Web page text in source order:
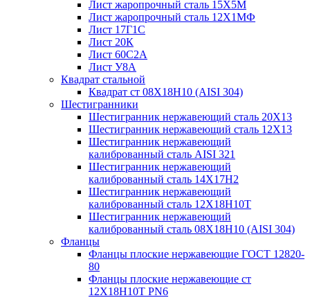
Лист жаропрочный сталь 15Х5М
Лист жаропрочный сталь 12Х1МФ
Лист 17Г1С
Лист 20К
Лист 60С2А
Лист У8А
Квадрат стальной
Квадрат ст 08Х18Н10 (AISI 304)
Шестигранники
Шестигранник нержавеющий сталь 20Х13
Шестигранник нержавеющий сталь 12Х13
Шестигранник нержавеющий
калиброванный сталь AISI 321
Шестигранник нержавеющий
калиброванный сталь 14Х17Н2
Шестигранник нержавеющий
калиброванный сталь 12Х18Н10Т
Шестигранник нержавеющий
калиброванный сталь 08Х18Н10 (AISI 304)
Фланцы
Фланцы плоские нержавеющие ГОСТ 12820-
80
Фланцы плоские нержавеющие ст
12Х18Н10Т PN6